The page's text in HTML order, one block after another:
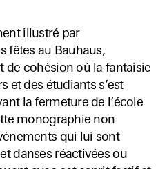
illustré par
fêtes au Bauhaus,
de cohésion où la fantaisie
et des étudiants s’est
la fermeture de l’école
monographie non
qui lui sont
danses réactivées ou